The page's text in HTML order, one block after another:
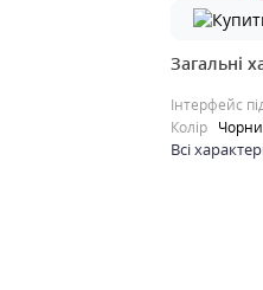
Загальні
Інтерфейс
Колір
Всі